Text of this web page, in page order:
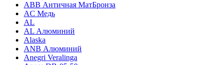
ABB Античная МатБронза
AC Медь
AL
AL Алюминий
Alaska
ANB Алюминий
Anegri Veralinga